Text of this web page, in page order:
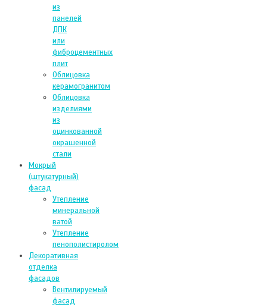
из
панелей
ДПК
или
фиброцементных
плит
Облицовка
керамогранитом
Облицовка
изделиями
из
оцинкованной
окрашенной
стали
Мокрый
(штукатурный)
фасад
Утепление
минеральной
ватой
Утепление
пенополистиролом
Декоративная
отделка
фасадов
Вентилируемый
фасад